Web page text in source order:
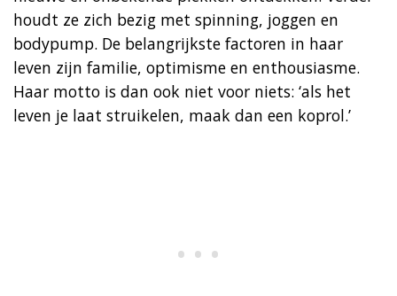
houdt ze zich bezig met spinning, joggen en
bodypump. De belangrijkste factoren in haar
leven zijn familie, optimisme en enthousiasme.
Haar motto is dan ook niet voor niets: ‘als het
leven je laat struikelen, maak dan een koprol.’